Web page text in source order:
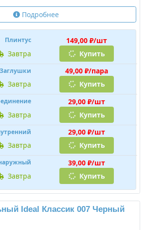
Подробнее
Плинтус
149,00 ₽/шт
завтра
Купить
Заглушки
49,00 ₽/пара
завтра
Купить
29,00 ₽/шт
завтра
Купить
29,00 ₽/шт
завтра
Купить
39,00 ₽/шт
завтра
Купить
Ideal Классик 007 Черный